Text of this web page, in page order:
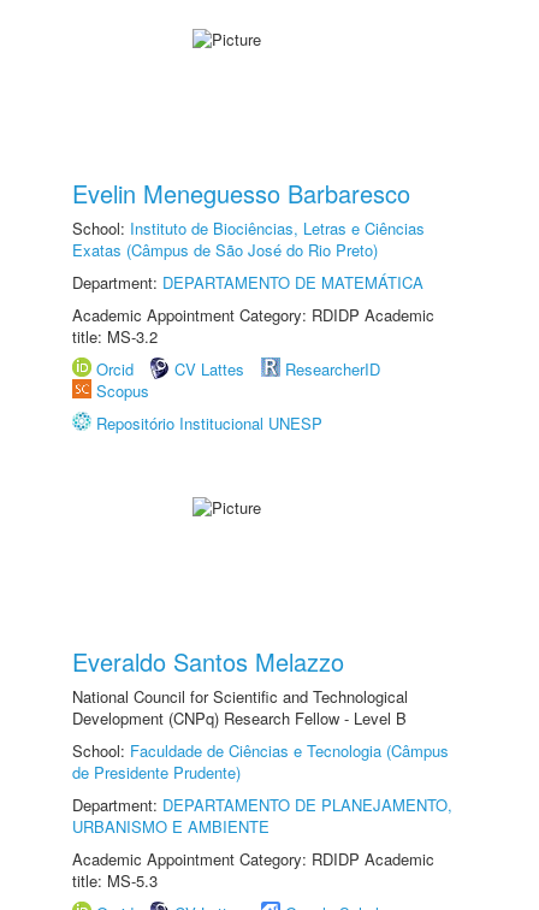
Evelin Meneguesso Barbaresco
School: Instituto de Biociências, Letras e Ciências
Exatas (Câmpus de São José do Rio Preto)
Department: DEPARTAMENTO DE MATEMÁTICA
Academic Appointment Category: RDIDP Academic
title: MS-3.2
Orcid
CV Lattes
ResearcherID
Scopus
Repositório Institucional UNESP
Everaldo Santos Melazzo
National Council for Scientific and Technological
Development (CNPq) Research Fellow - Level B
School: Faculdade de Ciências e Tecnologia (Câmpus
de Presidente Prudente)
Department: DEPARTAMENTO DE PLANEJAMENTO,
URBANISMO E AMBIENTE
Academic Appointment Category: RDIDP Academic
title: MS-5.3